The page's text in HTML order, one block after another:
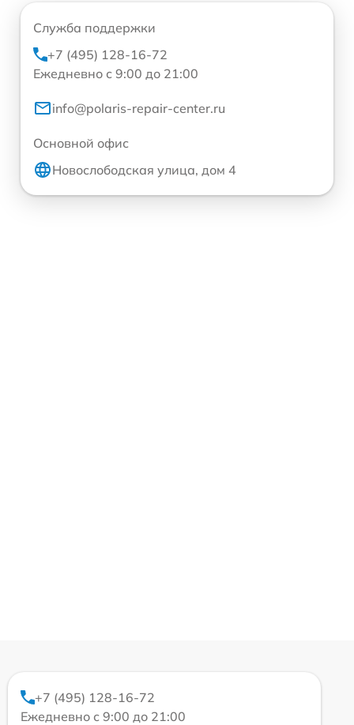
Служба поддержки
+7 (495) 128-16-72
Ежедневно с 9:00 до 21:00
info@polaris-repair-center.ru
Основной офис
Новослободская улица, дом 4
+7 (495) 128-16-72
Ежедневно с 9:00 до 21:00